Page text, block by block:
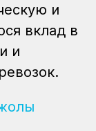
и
вклад в
и